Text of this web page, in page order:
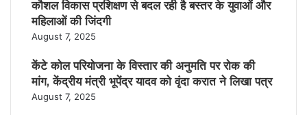
कौशल विकास प्रशिक्षण से बदल रही है बस्तर के युवाओं और
महिलाओं की जिंदगी
August 7, 2025
केंटे कोल परियोजना के विस्तार की अनुमति पर रोक की
मांग, केंद्रीय मंत्री भूपेंद्र यादव को वृंदा करात ने लिखा पत्र
August 7, 2025